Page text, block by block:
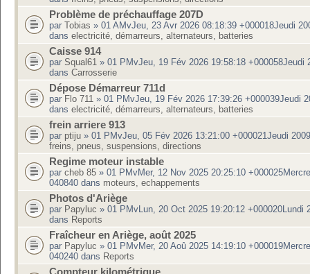
Problème de préchauffage 207D
par Tobias » 01 AMvJeu, 23 Avr 2026 08:18:39 +000018Jeudi
dans electricité, démarreurs, alternateurs, batteries
Caisse 914
par Squal61 » 01 PMvJeu, 19 Fév 2026 19:58:18 +000058Jeudi
dans Carrosserie
Dépose Démarreur 711d
par Flo 711 » 01 PMvJeu, 19 Fév 2026 17:39:26 +000039Jeudi
dans electricité, démarreurs, alternateurs, batteries
frein arriere 913
par ptiju » 01 PMvJeu, 05 Fév 2026 13:21:00 +000021Jeudi
freins, pneus, suspensions, directions
Regime moteur instable
par cheb 85 » 01 PMvMer, 12 Nov 2025 20:25:10
040840 dans moteurs, echappements
Photos d'Ariège
par Papyluc » 01 PMvLun, 20 Oct 2025 19:20:12 +000020Lundi
dans Reports
Fraîcheur en Ariège, août 2025
par Papyluc » 01 PMvMer, 20 Aoû 2025 14:19:10
040240 dans Reports
Compteur kilométrique